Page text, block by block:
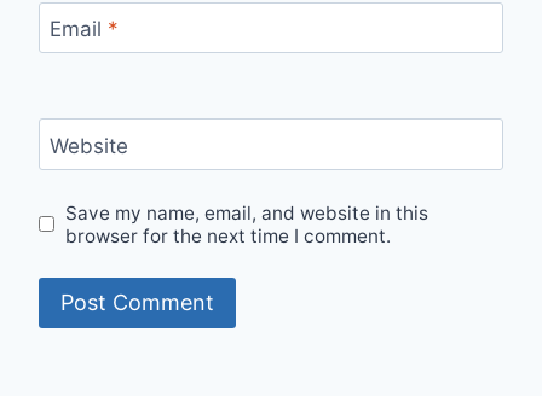
Email *
Website
Save my name, email, and website in this
browser for the next time I comment.